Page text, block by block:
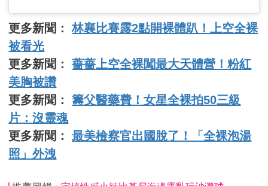
更多新聞：林襄比賽露2點開裸體趴！上空全裸
被看光
更多新聞：薔薔上空全裸闖最大天體營！粉紅
美胸被讚
更多新聞：籌父醫藥費！女星全裸拍50三級
片：沒靈魂
更多新聞：最美檢察官出國脫了！「全裸泡湯
照」外洩